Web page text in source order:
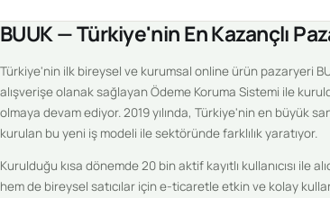
BUUK — Türkiye'nin En Kazançlı
Türkiye'nin ilk bireysel ve kurumsal online ürün pazaryeri
alışverişe olanak sağlayan Ödeme Koruma Sistemi ile
olmaya devam ediyor. 2019 yılında, Türkiye'nin en büyük
kurulan bu yeni iş modeli ile sektöründe farklılık yaratıyor.
Kurulduğu kısa dönemde 20 bin aktif kayıtlı kullanıcısı ile
hem de bireysel satıcılar için e-ticaretle etkin ve kolay